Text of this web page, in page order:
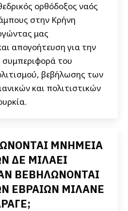
ορθόδοξος ναός
στην Κρήνη
μας
απογοήτευση για την
συμπεριφορά του
βεβήλωσης των
και πολιτιστικών
ΜΝΗΜΕΙΑ
ΔΕ ΜΙΛΑΕΙ
ΒΕΒΗΛΩΝΟΝΤΑΙ
ΕΒΡΑΙΩΝ ΜΙΛΑΝΕ